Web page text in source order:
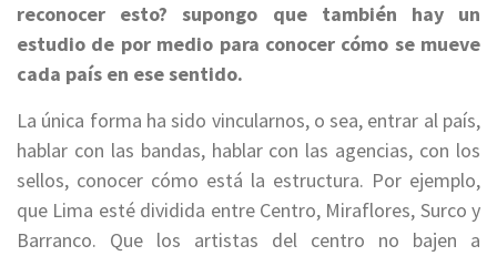
reconocer esto? supongo que también hay un
estudio de por medio para conocer cómo se mueve
cada país en ese sentido.
La única forma ha sido vincularnos, o sea, entrar al país,
hablar con las bandas, hablar con las agencias, con los
sellos, conocer cómo está la estructura. Por ejemplo,
que Lima esté dividida entre Centro, Miraflores, Surco y
Barranco. Que los artistas del centro no bajen a